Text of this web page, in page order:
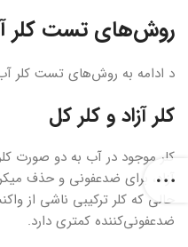
روش‌های تست کلر
د ادامه به روش‌های تست کلر
کلر آزاد و کلر کل
کلر موجود در آب به دو صورت کلر
آزاد، برای ضدعفونی و حذف
حالی که کلر ترکیبی ناشی از
ضدعفونی‌کننده کمتری دارد.